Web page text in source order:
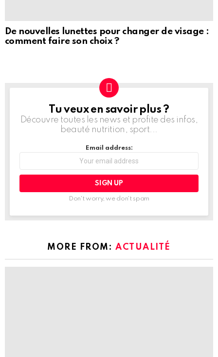
De nouvelles lunettes pour changer de visage :
comment faire son choix ?
NEWSLETTERTu veux en savoir plus ?
Découvre toutes les news et profite des infos,
beauté nutrition, sport...
Email address:
Don't worry, we don't spam
MORE FROM:ACTUALITÉ